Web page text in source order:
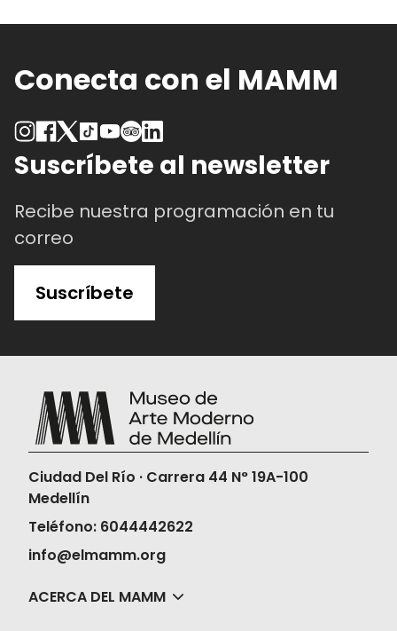
Conecta con el MAMM
Suscríbete al newsletter
Recibe nuestra programación en tu
correo
Suscríbete
Ciudad Del Río · Carrera 44 N° 19A-100
Medellín
Teléfono: 6044442622
info@elmamm.org
ACERCA DEL MAMM